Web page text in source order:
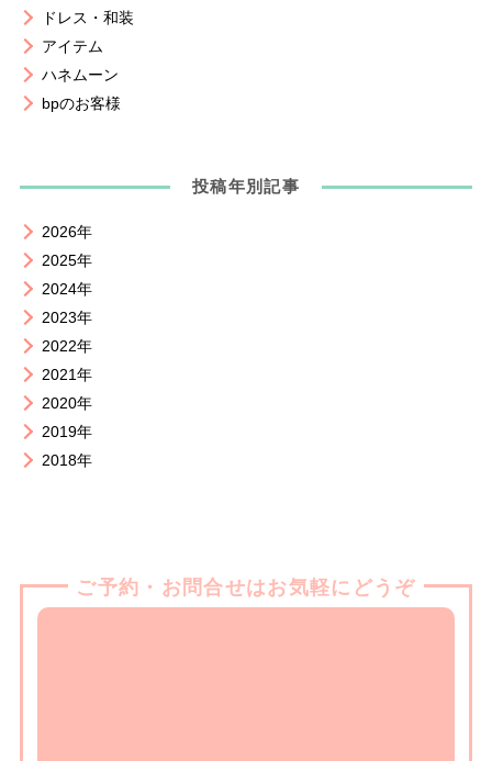
ドレス・和装
アイテム
ハネムーン
bpのお客様
投稿年別記事
2026年
2025年
2024年
2023年
2022年
2021年
2020年
2019年
2018年
ご予約・お問合せはお気軽にどうぞ